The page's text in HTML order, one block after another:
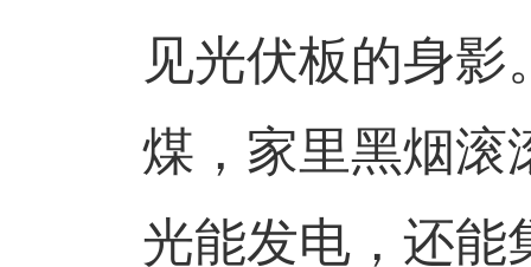
见光伏板的身
煤，家里黑烟滚
光能发电，还能